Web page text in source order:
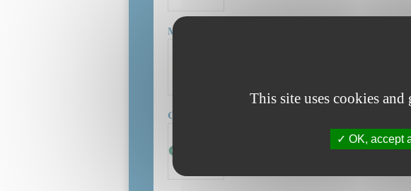
Maison communicante - Appel à projet LEGRAND
Modèle réduit d’une maison
Configurer, exploiter un réseau CANOpen
Tutoriel de prise en main du logiciel Unity
Guide méthodologique
This site uses cookies
OK, accept